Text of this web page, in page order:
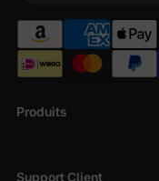
Produits
Support Client